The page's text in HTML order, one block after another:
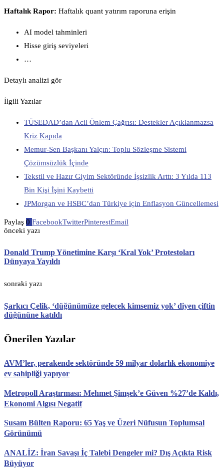
Haftalık Rapor: Haftalık quant yatırım raporuna erişin
AI model tahminleri
Hisse giriş seviyeleri
…
Detaylı analizi gör
İlgili Yazılar
TÜSEDAD’dan Acil Önlem Çağrısı: Destekler Açıklanmazsa
Kriz Kapıda
Memur-Sen Başkanı Yalçın: Toplu Sözleşme Sistemi
Çözümsüzlük İçinde
Tekstil ve Hazır Giyim Sektöründe İşsizlik Arttı: 3 Yılda 113
Bin Kişi İşini Kaybetti
JPMorgan ve HSBC’dan Türkiye için Enflasyon Güncellemesi
Paylaş 0 FacebookTwitterPinterestEmail
önceki yazı
Donald Trump Yönetimine Karşı ‘Kral Yok’ Protestoları
Dünyaya Yayıldı
sonraki yazı
Şarkıcı Çelik, ‘düğünümüze gelecek kimsemiz yok’ diyen çiftin
düğününe katıldı
Önerilen Yazılar
AVM’ler, perakende sektöründe 59 milyar dolarlık ekonomiye
ev sahipliği yapıyor
Metropoll Araştırması: Mehmet Şimşek’e Güven %27’de Kaldı,
Ekonomi Algısı Negatif
Susam Bülten Raporu: 65 Yaş ve Üzeri Nüfusun Toplumsal
Görünümü
ANALİZ: İran Savaşı İç Talebi Dengeler mi? Dış Açıkta Risk
Büyüyor